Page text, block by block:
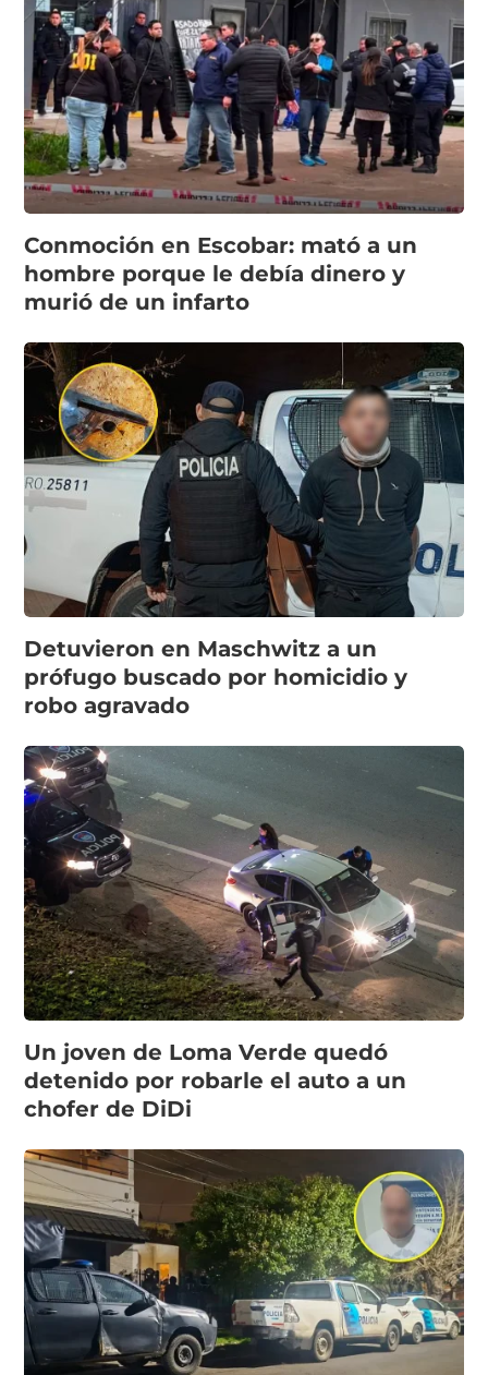
Conmoción en Escobar: mató a un
hombre porque le debía dinero y
murió de un infarto
Detuvieron en Maschwitz a un
prófugo buscado por homicidio y
robo agravado
Un joven de Loma Verde quedó
detenido por robarle el auto a un
chofer de DiDi